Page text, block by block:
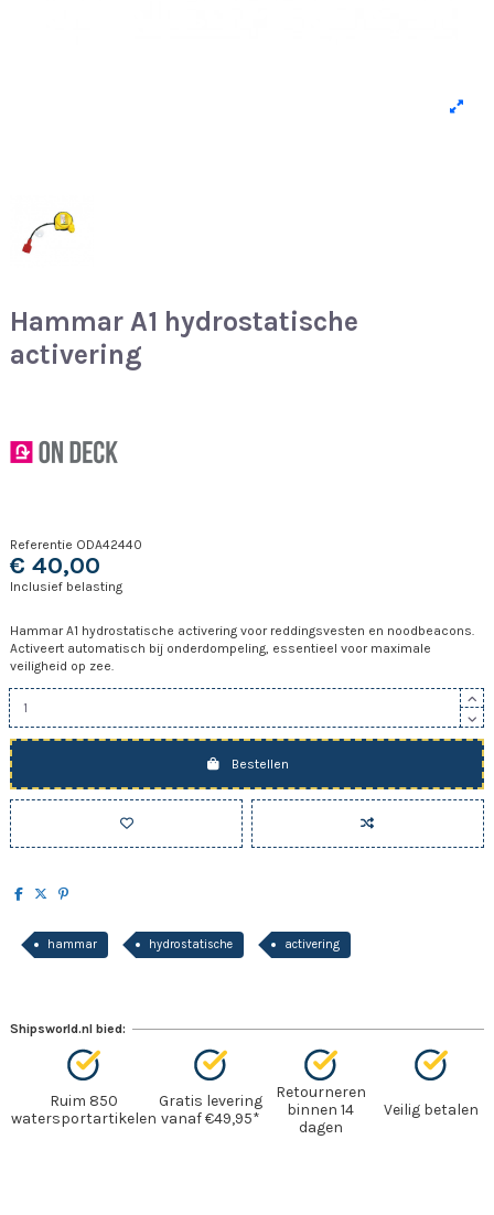
Hammar A1 hydrostatische
activering
Referentie ODA42440
€ 40,00
Inclusief belasting
Hammar A1 hydrostatische activering voor reddingsvesten en noodbeacons.
Activeert automatisch bij onderdompeling, essentieel voor maximale
veiligheid op zee.
Bestellen
hammar hydrostatische activering
Shipsworld.nl bied:
Ruim 850
watersportartikelen
Gratis levering
vanaf €49,95*
Retourneren
binnen 14
dagen
Veilig betalen